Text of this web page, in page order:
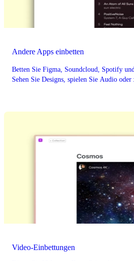
Andere Apps einbetten
Betten Sie Figma, Soundcloud, Spotify
Sehen Sie Designs, spielen Sie Audio oder
Video-Einbettungen